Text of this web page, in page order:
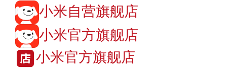
小米自营旗舰店
小米官方旗舰店
小米官方旗舰店